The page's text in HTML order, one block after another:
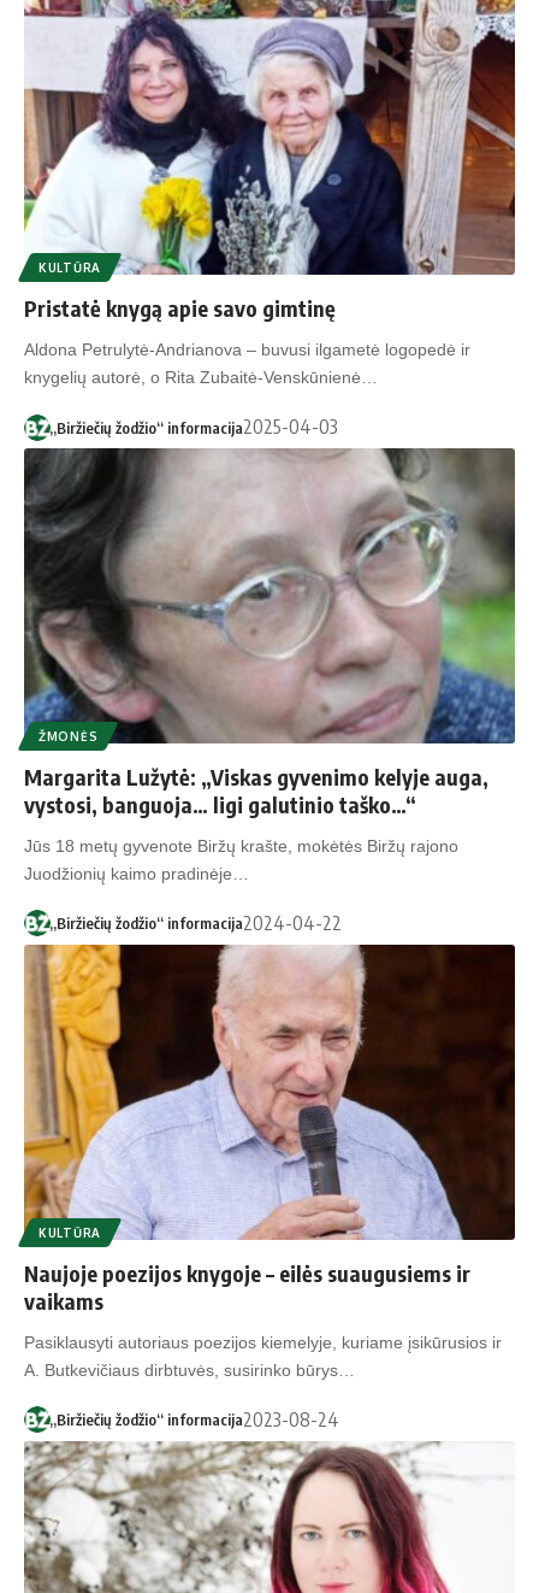
KULTŪRA
Pristatė knygą apie savo gimtinę
Aldona Petrulytė-Andrianova – buvusi ilgametė logopedė ir
knygelių autorė, o Rita Zubaitė-Venskūnienė…
„Biržiečių žodžio“ informacija2025-04-03
ŽMONĖS
Margarita Lužytė: „Viskas gyvenimo kelyje auga,
vystosi, banguoja… ligi galutinio taško…“
Jūs 18 metų gyvenote Biržų krašte, mokėtės Biržų rajono
Juodžionių kaimo pradinėje…
„Biržiečių žodžio“ informacija2024-04-22
KULTŪRA
Naujoje poezijos knygoje – eilės suaugusiems ir
vaikams
Pasiklausyti autoriaus poezijos kiemelyje, kuriame įsikūrusios ir
A. Butkevičiaus dirbtuvės, susirinko būrys…
„Biržiečių žodžio“ informacija2023-08-24